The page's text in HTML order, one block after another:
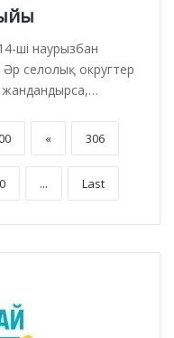
ші наурызбан
селолық округтер
жандандырса,…
« 306
... Last